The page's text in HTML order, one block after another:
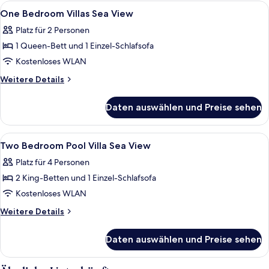
Sea
Alle
Fotos
für
One
Bedroom
Villas
anzeigen
2 Schlafzimmer, Zimmersafe,
16
One Bedroom Villas Sea View
Platz für 2 Personen
1 Queen-Bett und 1 Einzel-Schlafsofa
Kostenloses WLAN
Weitere Details
Weitere
Bedroom
Villas
Sea
Daten auswählen und Preise sehen
Alle
Fotos
für
Two
Bedroom
Pool
View
anzeigen
2 Schlafzimmer, Zimmersafe,
23
Two Bedroom Pool Villa Sea View
Platz für 4 Personen
2 King-Betten und 1 Einzel-Schlafsofa
Kostenloses WLAN
Weitere Details
Weitere
Bedroom
Pool
Daten auswählen und Preise sehen